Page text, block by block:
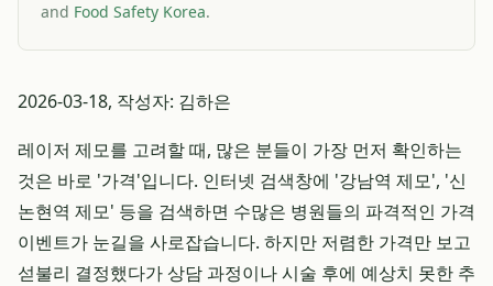
and Food Safety Korea.
2026-03-18, 작성자: 김하은
레이저 제모를 고려할 때, 많은 분들이 가장 먼저 확인하는
것은 바로 '가격'입니다. 인터넷 검색창에 '강남역 제모', '신
논현역 제모' 등을 검색하면 수많은 병원들의 파격적인 가격
이벤트가 눈길을 사로잡습니다. 하지만 저렴한 가격만 보고
섣불리 결정했다가 상담 과정이나 시술 후에 예상치 못한 추